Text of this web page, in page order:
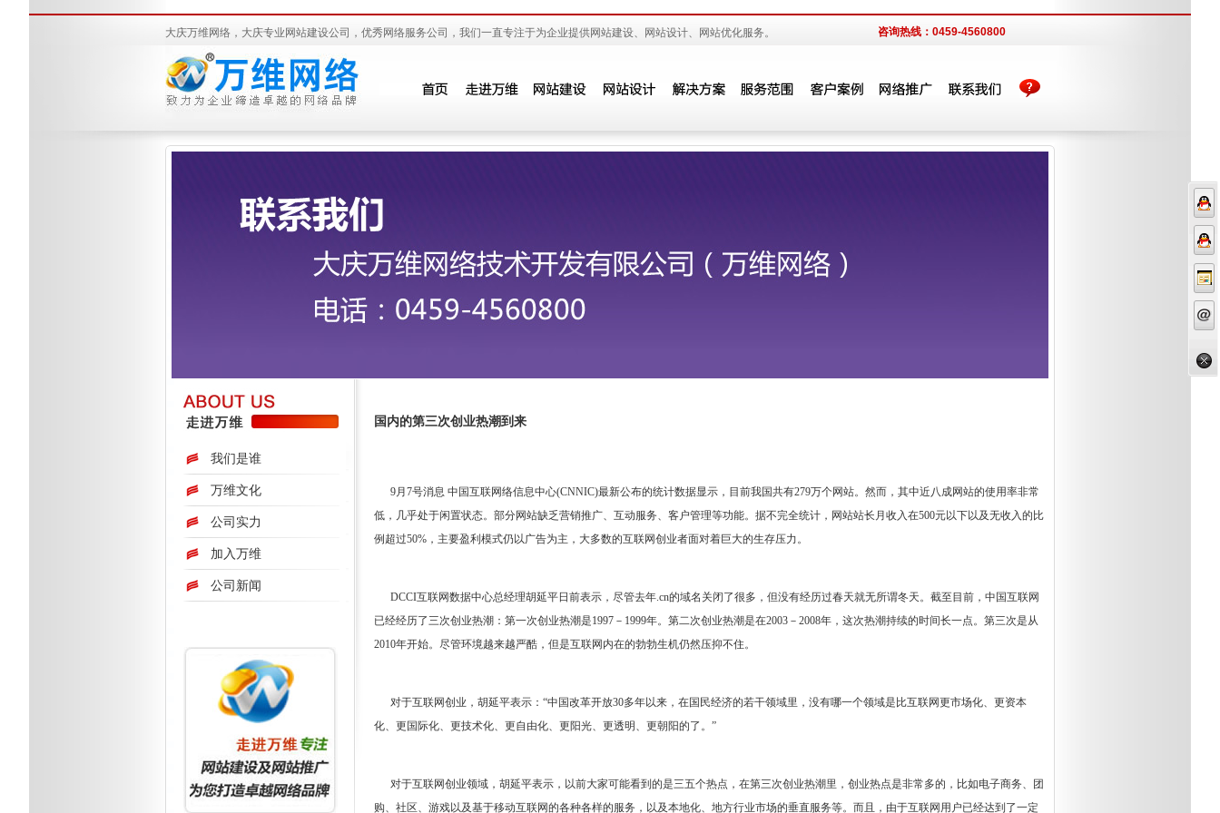
咨询热线：0459-4560800
大庆万维网络，大庆专业网站建设公司，优秀网络服务公司，我们一直专注于为企业提供网站建设、网站设计、网站优化服务。
我们是谁
万维文化
公司实力
加入万维
公司新闻
国内的第三次创业热潮到来
9月7号消息 中国互联网络信息中心(CNNIC)最新公布的统计数据显示，目前我国共有279万个网站。然而，其中近八成网站的使用率非常
低，几乎处于闲置状态。部分网站缺乏营销推广、互动服务、客户管理等功能。据不完全统计，网站站长月收入在500元以下以及无收入的比
例超过50%，主要盈利模式仍以广告为主，大多数的互联网创业者面对着巨大的生存压力。
DCCI互联网数据中心总经理胡延平日前表示，尽管去年.cn的域名关闭了很多，但没有经历过春天就无所谓冬天。截至目前，中国互联网
已经经历了三次创业热潮：第一次创业热潮是1997－1999年。第二次创业热潮是在2003－2008年，这次热潮持续的时间长一点。第三次是从
2010年开始。尽管环境越来越严酷，但是互联网内在的勃勃生机仍然压抑不住。
对于互联网创业，胡延平表示：“中国改革开放30多年以来，在国民经济的若干领域里，没有哪一个领域是比互联网更市场化、更资本
化、更国际化、更技术化、更自由化、更阳光、更透明、更朝阳的了。”
对于互联网创业领域，胡延平表示，以前大家可能看到的是三五个热点，在第三次创业热潮里，创业热点是非常多的，比如电子商务、团
购、社区、游戏以及基于移动互联网的各种各样的服务，以及本地化、地方行业市场的垂直服务等。而且，由于互联网用户已经达到了一定